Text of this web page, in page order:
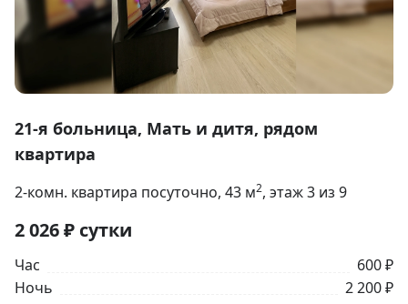
1
of
21-я больница, Мать и дитя, рядом
квартира
2-комн. квартира посуточно, 43 м2, этаж 3 из 9
2 026₽ сутки
Час
600 ₽
Ночь
2 200 ₽